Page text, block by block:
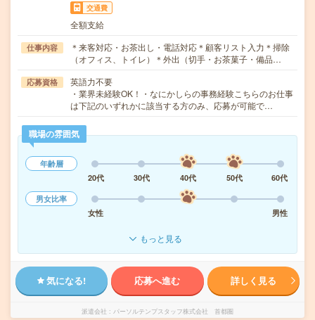
交通費
全額支給
仕事内容
＊来客対応・お茶出し・電話対応＊顧客リスト入力＊掃除
（オフィス、トイレ）＊外出（切手・お茶菓子・備品…
応募資格
英語力不要
・業界未経験OK！・なにかしらの事務経験こちらのお仕事
は下記のいずれかに該当する方のみ、応募が可能で…
職場の雰囲気
年齢層
20代
30代 40代 50代
60代
男女比率
女性
男性
もっと見る
気になる! 応募へ進む 詳しく見る
派遣会社 パーソルテンプスタッフ株式会社 首都圏